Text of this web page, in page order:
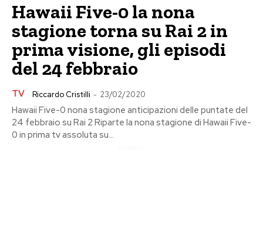
Hawaii Five-0 la nona
stagione torna su Rai 2 in
prima visione, gli episodi
del 24 febbraio
TV Riccardo Cristilli - 23/02/2020
Hawaii Five-0 nona stagione anticipazioni delle puntate del
24 febbraio su Rai 2 Riparte la nona stagione di Hawaii Five-
0 in prima tv assoluta su...